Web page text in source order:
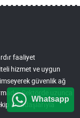
faaliyet
hizmet ve uygun
güvenlik ağ
Sektörde uzunca
arkadaşlarıyla
Whatsapp